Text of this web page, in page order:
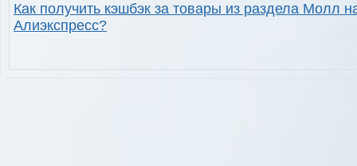
Как получить кэшбэк за товары из раздела Молл
Алиэкспресс?